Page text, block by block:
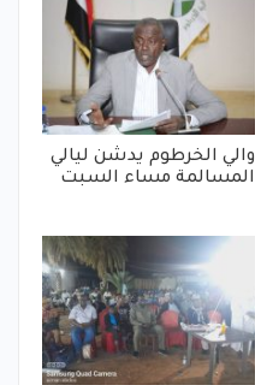
والي الخرطوم يدشن ليالي
المسالمة مساء السبت